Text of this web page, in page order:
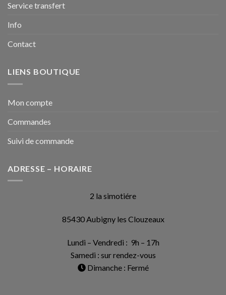
Service transfert
Info
Contact
LIENS BOUTIQUE
Mon compte
Commandes
Suivi de commande
ADRESSE – HORAIRE
2 la simotiére
85430 Aubigny les Clouzeaux
Lundi – Vendredi : 9h – 17h
Samedi : sur rendez-vous
Dimanche : Fermé